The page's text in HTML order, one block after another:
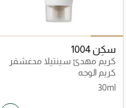
سكِن 1004
كريم مهدئ سينتيلا مدغشقر
كريم الوجه
30ml